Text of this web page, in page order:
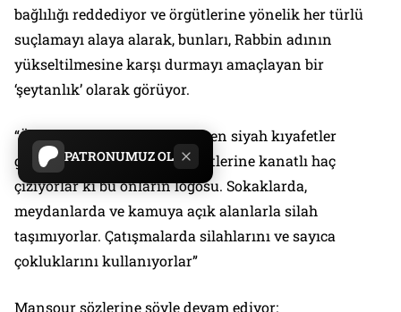
PATRONUMUZ OL
bağlılığı reddediyor ve örgütlerine yönelik her türlü
suçlamayı alaya alarak, bunları, Rabbin adının
yükseltilmesine karşı durmayı amaçlayan bir
‘şeytanlık’ olarak görüyor.
“Örgütün mensupları tamamen siyah kıyafetler
giyiyor ve gömleklerine/tişörtlerine kanatlı haç
çiziyorlar ki bu onların logosu. Sokaklarda,
meydanlarda ve kamuya açık alanlarla silah
taşımıyorlar. Çatışmalarda silahlarını ve sayıca
çokluklarını kullanıyorlar”
Mansour sözlerine şöyle devam ediyor: